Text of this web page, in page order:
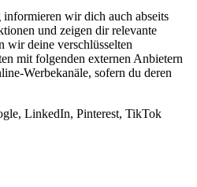
wir dich auch abseits
und zeigen dir relevante
wir deine verschlüsselten
mit folgenden externen Anbietern
Werbekanäle, sofern du deren
LinkedIn, Pinterest, TikTok